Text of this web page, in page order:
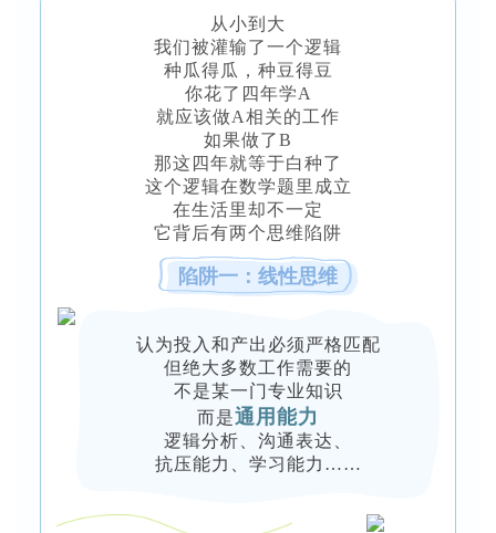
从小到大
我们被灌输了一个逻辑
种瓜得瓜，种豆得豆
你花了四年学A
就应该做A相关的工作
如果做了B
那这四年就等于白种了
这个逻辑在数学题里成立
在生活里却不一定
它背后有两个思维陷阱
陷阱一：线性思维
认为投入和产出必须严格匹配
但绝大多数工作需要的
不是某一门专业知识
而是通用能力
逻辑分析、沟通表达、
抗压能力、学习能力……